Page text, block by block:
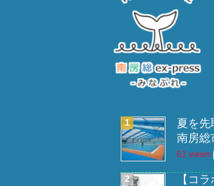
夏を先
南房総
61 views
【コ